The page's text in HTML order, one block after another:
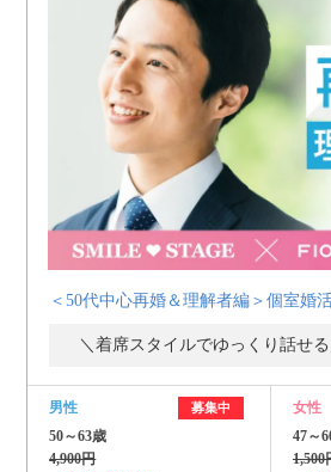
＜50代中心再婚＆理解者編＞個室婚
男性 募集中
50～63歳
4,900円
女性
47～
1,500